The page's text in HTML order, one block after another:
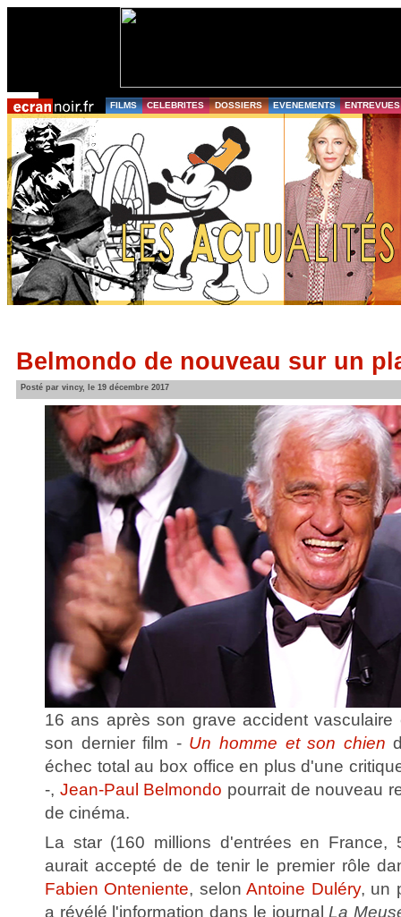
FILMS CELEBRITES DOSSIERS EVENEMENTS ENTREVUES
Belmondo de nouveau sur un
Posté par vincy, le 19 décembre 2017
16 ans après son grave accident
son dernier film - Un homme et son chien
échec total au box office en plus d'une
-, Jean-Paul Belmondo pourrait de nouveau
de cinéma.
La star (160 millions d'entrées en France,
aurait accepté de de tenir le premier rôle
Fabien Onteniente, selonAntoine Duléry, un
a révélé l'information dans le journalLa